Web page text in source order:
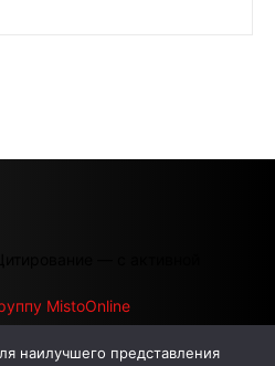
— с активной
MistoOnline
наилучшего представления